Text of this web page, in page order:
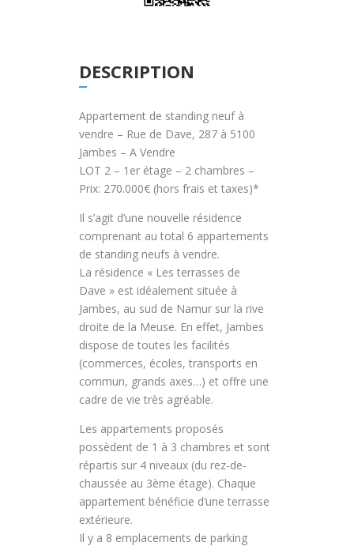
DESCRIPTION
Appartement de standing neuf à
vendre – Rue de Dave, 287 à 5100
Jambes – A Vendre
LOT 2 – 1er étage – 2 chambres –
Prix: 270.000€ (hors frais et taxes)*
Il s’agit d’une nouvelle résidence
comprenant au total 6 appartements
de standing neufs à vendre.
La résidence « Les terrasses de
Dave » est idéalement située à
Jambes, au sud de Namur sur la rive
droite de la Meuse. En effet, Jambes
dispose de toutes les facilités
(commerces, écoles, transports en
commun, grands axes…) et offre une
cadre de vie très agréable.
Les appartements proposés
possèdent de 1 à 3 chambres et sont
répartis sur 4 niveaux (du rez-de-
chaussée au 3ème étage). Chaque
appartement bénéficie d’une terrasse
extérieure.
Il y a 8 emplacements de parking